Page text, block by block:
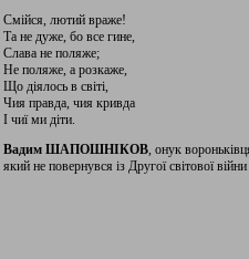
Смійся, лютий враже!
Та не дуже, бо все гине,
Слава не поляже;
Не поляже, а розкаже,
Що діялось в світі,
Чия правда, чия кривда
І чиї ми діти.
Вадим ШАПОШНІКОВ, онук
який не повернувся із Другої світової війни